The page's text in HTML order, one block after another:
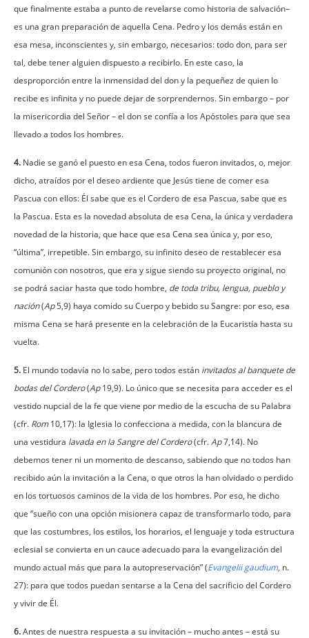
que finalmente estaba a punto de revelarse como historia de salvación–
es una gran preparación de aquella Cena. Pedro y los demás están en
esa mesa, inconscientes y, sin embargo, necesarios: todo don, para ser
tal, debe tener alguien dispuesto a recibirlo. En este caso, la
desproporción entre la inmensidad del don y la pequeñez de quien lo
recibe es infinita y no puede dejar de sorprendernos. Sin embargo – por
la misericordia del Señor – el don se confía a los Apóstoles para que sea
llevado a todos los hombres.
4. Nadie se ganó el puesto en esa Cena, todos fueron invitados, o, mejor
dicho, atraídos por el deseo ardiente que Jesús tiene de comer esa
Pascua con ellos: Él sabe que es el Cordero de esa Pascua, sabe que es
la Pascua. Esta es la novedad absoluta de esa Cena, la única y verdadera
novedad de la historia, que hace que esa Cena sea única y, por eso,
“última”, irrepetible. Sin embargo, su infinito deseo de restablecer esa
comunión con nosotros, que era y sigue siendo su proyecto original, no
se podrá saciar hasta que todo hombre, de toda tribu, lengua, pueblo y
nación(Ap5,9) haya comido su Cuerpo y bebido su Sangre: por eso, esa
misma Cena se hará presente en la celebración de la Eucaristía hasta su
vuelta.
5. El mundo todavía no lo sabe, pero todos están invitados al banquete de
bodas del Cordero(Ap19,9). Lo único que se necesita para acceder es el
vestido nupcial de la fe que viene por medio de la escucha de su Palabra
(cfr. Rom10,17): la Iglesia lo confecciona a medida, con la blancura de
una vestidura lavada en la Sangre del Cordero(cfr.Ap7,14). No
debemos tener ni un momento de descanso, sabiendo que no todos han
recibido aún la invitación a la Cena, o que otros la han olvidado o perdido
en los tortuosos caminos de la vida de los hombres. Por eso, he dicho
que “sueño con una opción misionera capaz de transformarlo todo, para
que las costumbres, los estilos, los horarios, el lenguaje y toda estructura
eclesial se convierta en un cauce adecuado para la evangelización del
mundo actual más que para la autopreservación” (Evangelii gaudium, n.
27): para que todos puedan sentarse a la Cena del sacrificio del Cordero
y vivir de Él.
6.Antes de nuestra respuesta a su invitación – mucho antes – está su